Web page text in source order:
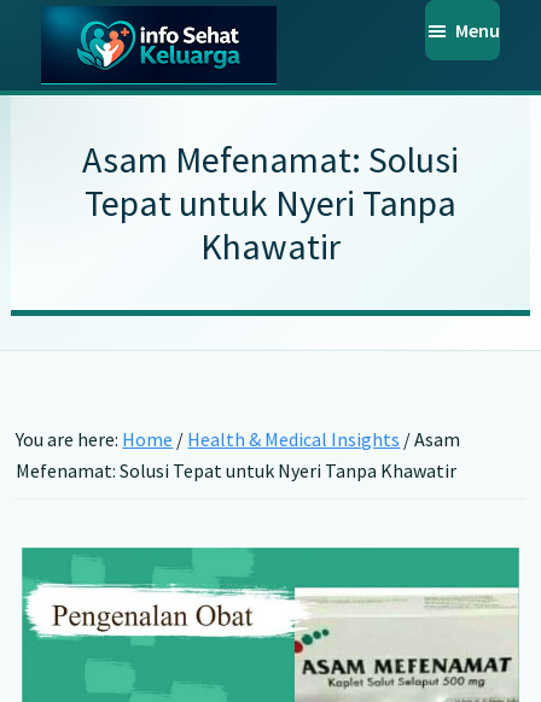
main
primary
footerInfo
Keluarga
Temukan
Informasi
Kesehatan
Keluarga
Menu
Asam Mefenamat: Solusi
Tepat untuk Nyeri Tanpa
Khawatir
You are here: Home / Health & Medical Insights /Asam
Mefenamat: Solusi Tepat untuk Nyeri Tanpa Khawatir